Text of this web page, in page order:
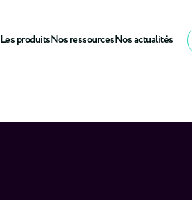
Les produitsNos ressourcesNos actualités